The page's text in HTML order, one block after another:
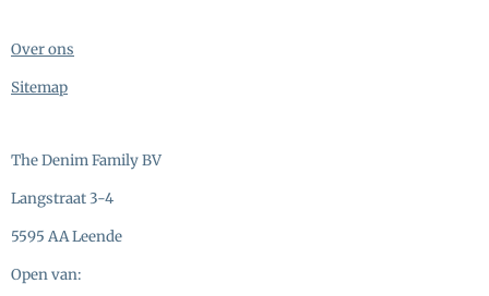
Over ons
Sitemap
The Denim Family BV
Langstraat 3-4
5595 AA Leende
Open van: